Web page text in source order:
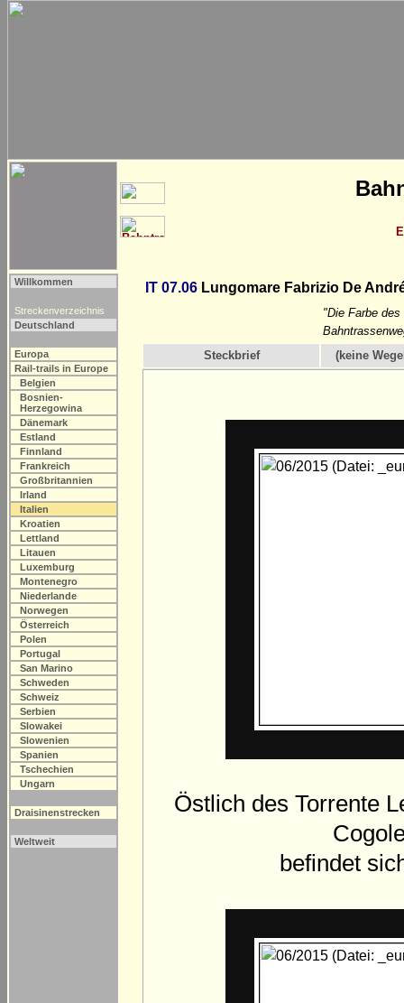
Willkommen
Streckenverzeichnis
Deutschland
Europa
Rail-trails in Europe
Belgien
Bosnien-
Herzegowina
Dänemark
Estland
Finnland
Frankreich
Großbritannien
Irland
Italien
Kroatien
Lettland
Litauen
Luxemburg
Montenegro
Niederlande
Norwegen
Österreich
Polen
Portugal
San Marino
Schweden
Schweiz
Serbien
Slowakei
Slowenien
Spanien
Tschechien
Ungarn
Draisinenstrecken
Weltweit
IT 07.06 Lungomare Fabrizio De
"Die Farbe
Steckbrief
(keine
Östlich des Torrente
befindet